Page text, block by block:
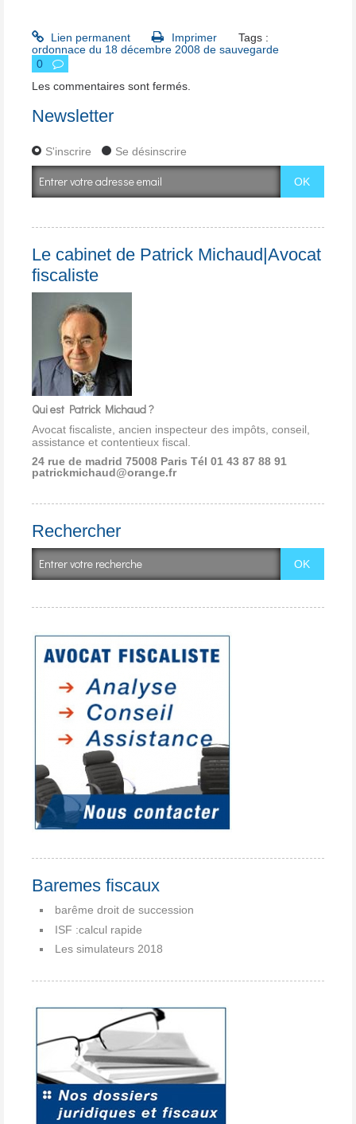
Lien permanent Imprimer
Tags :
ordonnace du 18 décembre 2008 de sauvegarde
0
Les commentaires sont fermés.
Newsletter
S'inscrire Se désinscrire
Le cabinet de Patrick Michaud|Avocat
fiscaliste
Qui est Patrick Michaud ?
Avocat fiscaliste, ancien inspecteur des impôts, conseil,
assistance et contentieux fiscal.
24 rue de madrid 75008 Paris Tél 01 43 87 88 91
patrickmichaud@orange.fr
Rechercher
Baremes fiscaux
barême droit de succession
ISF :calcul rapide
Les simulateurs 2018